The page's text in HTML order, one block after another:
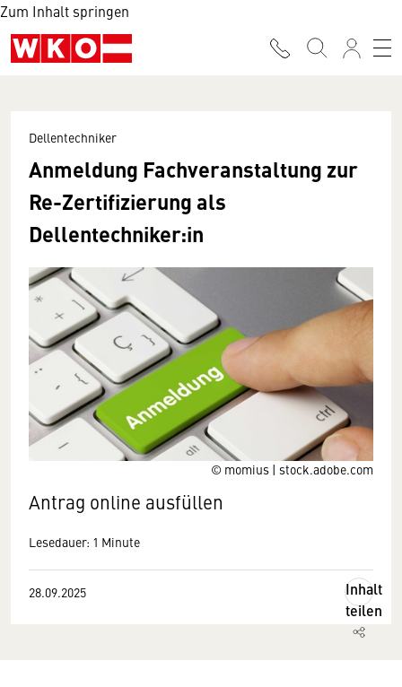
Zum Inhalt springen
© momius | stock.adobe.com
Dellentechniker
Anmeldung Fachveranstaltung zur
Re-Zertifizierung als
Dellentechniker:in
Antrag online ausfüllen
Lesedauer: 1 Minute
28.09.2025
Inhalt
teilen